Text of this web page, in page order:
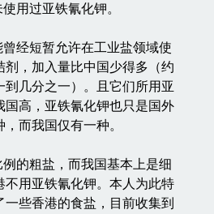
过亚铁氰化钾。
短暂允许在工业盐领域使
剂，加入量比中国少得多（约
到几分之一）。且它们所用亚
国高，亚铁氰化钾也只是国外
而我国仅有一种。
粗盐，而我国基本上是细
不用亚铁氰化钾。本人为此特
些香港的食盐，目前收集到